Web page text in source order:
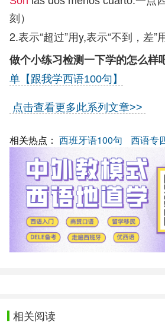
刻）
2.表示“超过”用y,表示“不到，差”
做个小练习检测一下学的怎么样
单【跟我学西语100句】
点击查看更多此系列文章>>
相关热点： 西班牙语100句 西语专
相关阅读